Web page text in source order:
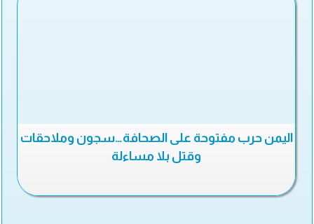
اليمن حرب مفتوحة على الصحافة…سجون وملاحقات
وقتل بلا مساءلة